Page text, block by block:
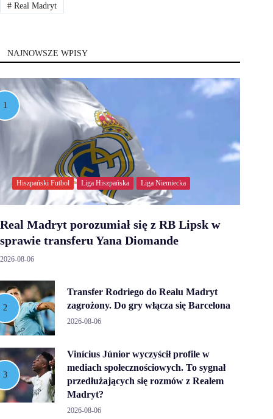
#Real Madryt
NAJNOWSZE WPISY
Hiszpański Futbol Liga Hiszpańska Liga Niemiecka
Real Madryt porozumiał się z RB Lipsk w
sprawie transferu Yana Diomande
2026-08-06
Transfer Rodriego do Realu Madryt
zagrożony. Do gry włącza się Barcelona
2026-08-06
Vinícius Júnior wyczyścił profile w
mediach społecznościowych. To sygnał
przedłużających się rozmów z Realem
Madryt?
2026-08-06